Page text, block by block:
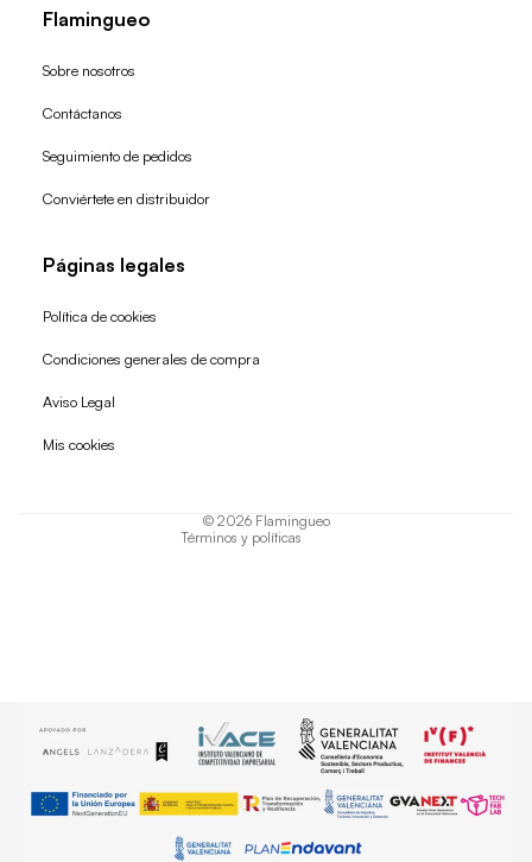
Flamingueo
Sobre nosotros
Contáctanos
Seguimiento de pedidos
Conviértete en distribuidor
Páginas legales
Política de cookies
Condiciones generales de compra
Aviso Legal
Mis cookies
© 2026 Flamingueo
Términos y políticas